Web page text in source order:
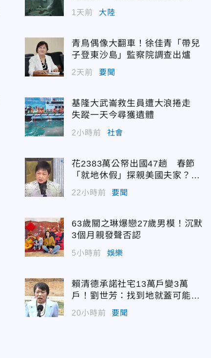
1天前 大陸
青鳥偶像大翻車！徐佳青「帶兒
子登東沙島」監察院調查出爐
2天前 要聞
基隆大武崙救生員遭大浪捲走
失蹤一天今尋獲遺體
2小時前 社會
花2383萬公帑出國47趟 春節
「就地休假」探親美國夫家？徐
佳青回應了
22小時前 要聞
63歲關之琳爆戀27歲男模！沉默
3個月親發聲否認
5小時前 娛樂
賴清德承諾社宅13萬戶變3萬
戶！劉世芳：找到地就蓋可能變
空餘屋
20小時前 要聞